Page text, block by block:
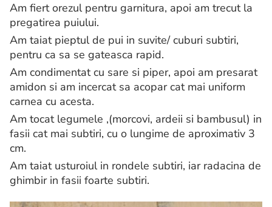
Am fiert orezul pentru garnitura, apoi am trecut la
pregatirea puiului.
Am taiat pieptul de pui in suvite/ cuburi subtiri,
pentru ca sa se gateasca rapid.
Am condimentat cu sare si piper, apoi am presarat
amidon si am incercat sa acopar cat mai uniform
carnea cu acesta.
Am tocat legumele ,(morcovi, ardeii si bambusul) in
fasii cat mai subtiri, cu o lungime de aproximativ 3
cm.
Am taiat usturoiul in rondele subtiri, iar radacina de
ghimbir in fasii foarte subtiri.